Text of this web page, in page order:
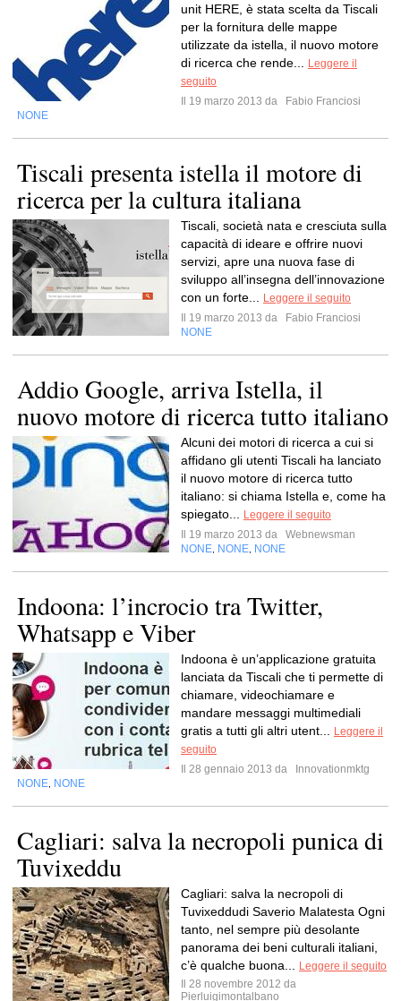
unit HERE, è stata scelta da Tiscali
per la fornitura delle mappe
utilizzate da istella, il nuovo motore
di ricerca che rende...
Leggere il
seguito
Il 19 marzo 2013 da
Fabio Franciosi
NONE
Tiscali presenta istella il motore di
ricerca per la cultura italiana
Tiscali, società nata e cresciuta sulla
capacità di ideare e offrire nuovi
servizi, apre una nuova fase di
sviluppo all’insegna dell’innovazione
con un forte...
Leggere il seguito
Il 19 marzo 2013 da
Fabio Franciosi
NONE
Addio Google, arriva Istella, il
nuovo motore di ricerca tutto italiano
Alcuni dei motori di ricerca a cui si
affidano gli utenti Tiscali ha lanciato
il nuovo motore di ricerca tutto
italiano: si chiama Istella e, come ha
spiegato...
Leggere il seguito
Il 19 marzo 2013 da
Webnewsman
NONE NONE NONE
Indoona: l’incrocio tra Twitter,
Whatsapp e Viber
Indoona è un’applicazione gratuita
lanciata da Tiscali che ti permette di
chiamare, videochiamare e
mandare messaggi multimediali
gratis a tutti gli altri utent...
Leggere il
seguito
Il 28 gennaio 2013 da
Innovationmktg
NONE NONE
Cagliari: salva la necropoli punica di
Tuvixeddu
Cagliari: salva la necropoli di
Tuvixeddudi Saverio Malatesta Ogni
tanto, nel sempre più desolante
panorama dei beni culturali italiani,
c’è qualche buona...
Leggere il seguito
Il 28 novembre 2012 da
Pierluigimontalbano